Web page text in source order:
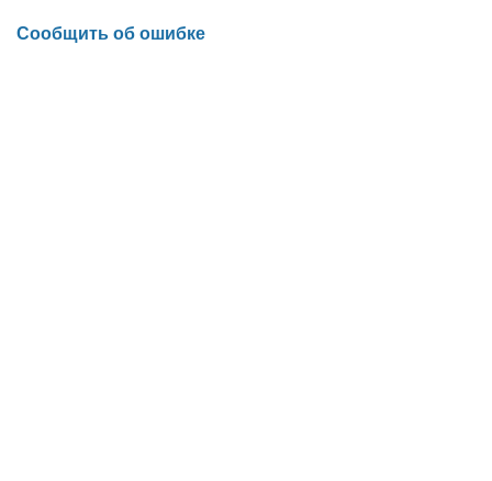
Сообщить об ошибке